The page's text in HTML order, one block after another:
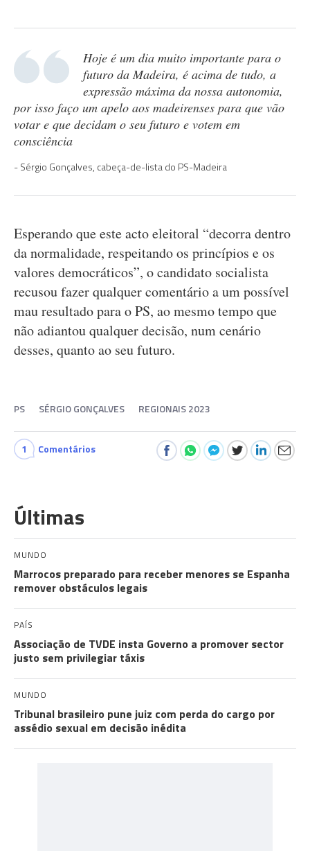
Hoje é um dia muito importante para o
futuro da Madeira, é acima de tudo, a
expressão máxima da nossa autonomia,
por isso faço um apelo aos madeirenses para que vão
votar e que decidam o seu futuro e votem em
consciência
Sérgio Gonçalves, cabeça-de-lista do PS-Madeira
Esperando que este acto eleitoral “decorra dentro
da normalidade, respeitando os princípios e os
valores democráticos”, o candidato socialista
recusou fazer qualquer comentário a um possível
mau resultado para o PS, ao mesmo tempo que
não adiantou qualquer decisão, num cenário
desses, quanto ao seu futuro.
PS SÉRGIO GONÇALVES REGIONAIS 2023
1 Comentários
Últimas
MUNDO
Marrocos preparado para receber menores se Espanha
remover obstáculos legais
PAÍS
Associação de TVDE insta Governo a promover sector
justo sem privilegiar táxis
MUNDO
Tribunal brasileiro pune juiz com perda do cargo por
assédio sexual em decisão inédita